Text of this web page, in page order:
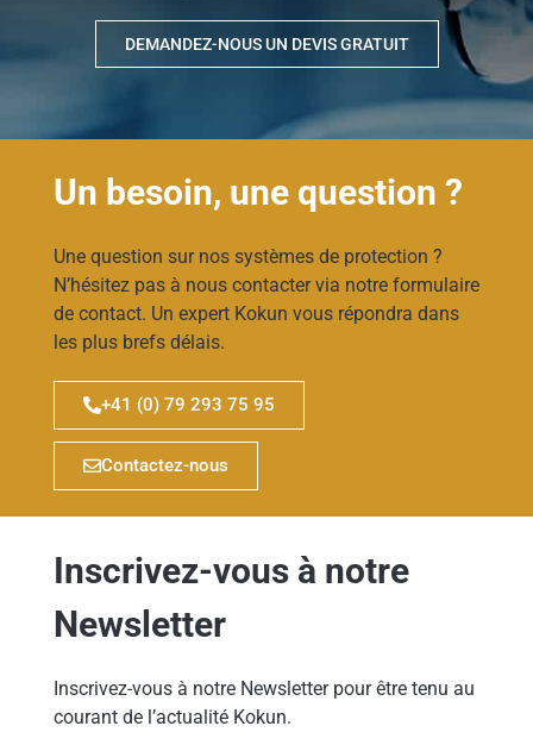
DEMANDEZ-NOUS UN DEVIS GRATUIT
Un besoin, une question ?
Une question sur nos systèmes de protection ?
N’hésitez pas à nous contacter via notre formulaire
de contact. Un expert Kokun vous répondra dans
les plus brefs délais.
+41 (0) 79 293 75 95
Contactez-nous
Inscrivez-vous à notre
Newsletter
Inscrivez-vous à notre Newsletter pour être tenu au
courant de l’actualité Kokun.